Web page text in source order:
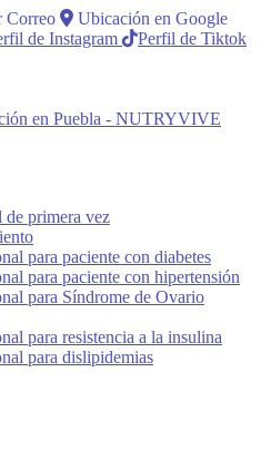
Correo
Ubicación en Google
de Instagram Perfil de Tiktok
primera vez
para paciente con diabetes
para paciente con hipertensión
para Síndrome de Ovario
para resistencia a la insulina
para dislipidemias